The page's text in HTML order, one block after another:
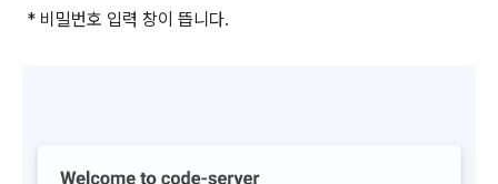
* 비밀번호 입력 창이 뜹니다.